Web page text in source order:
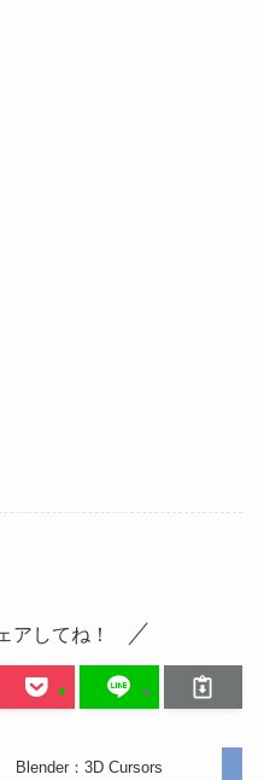
アしてね！
Blender：3D Cursors